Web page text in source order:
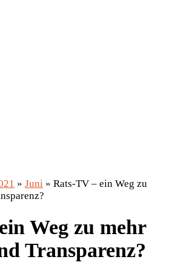
» Juni » Rats-TV – ein Weg zu
Weg zu mehr
Transparenz?